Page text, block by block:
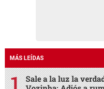
MÁS LEÍDAS
Sale a la luz la